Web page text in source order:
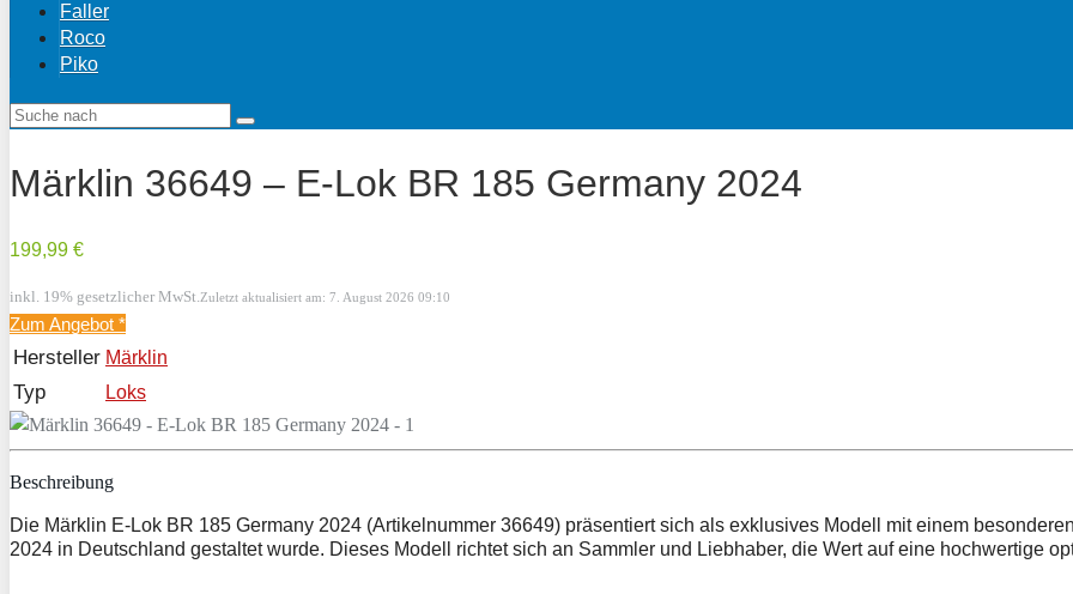
Faller
Roco
Piko
Märklin 36649 – E-Lok BR 185 Germany 2024
199,99 €
inkl. 19% gesetzlicher MwSt. Zuletzt aktualisiert am: 7. August 2026 09:10
Zum Angebot *
Hersteller Märklin
Typ Loks
Beschreibung
Die Märklin E-Lok BR 185 Germany 2024 (Artikelnummer 36649) präsentiert sich als exklusives Modell mit einem
2024 in Deutschland gestaltet wurde. Dieses Modell richtet sich an Sammler und Liebhaber, die Wert auf eine hochwertige